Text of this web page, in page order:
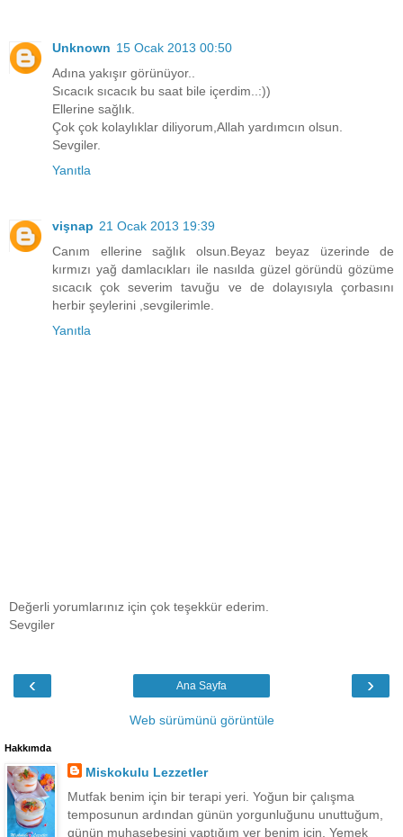
Unknown 15 Ocak 2013 00:50
Adına yakışır görünüyor..
Sıcacık sıcacık bu saat bile içerdim..:))
Ellerine sağlık.
Çok çok kolaylıklar diliyorum,Allah yardımcın olsun.
Sevgiler.
Yanıtla
vişnap 21 Ocak 2013 19:39
Canım ellerine sağlık olsun.Beyaz beyaz üzerinde de
kırmızı yağ damlacıkları ile nasılda güzel göründü gözüme
sıcacık çok severim tavuğu ve de dolayısıyla çorbasını
herbir şeylerini ,sevgilerimle.
Yanıtla
Değerli yorumlarınız için çok teşekkür ederim.
Sevgiler
‹ ›
Ana Sayfa
Web sürümünü görüntüle
Hakkımda
Miskokulu Lezzetler
Mutfak benim için bir terapi yeri. Yoğun bir çalışma
temposunun ardından günün yorgunluğunu unuttuğum,
günün muhasebesini yaptığım yer benim için. Yemek